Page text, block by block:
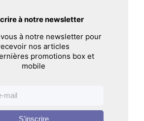
à notre newsletter
à notre newsletter pour
nos articles
promotions box et
mobile
S'inscrire